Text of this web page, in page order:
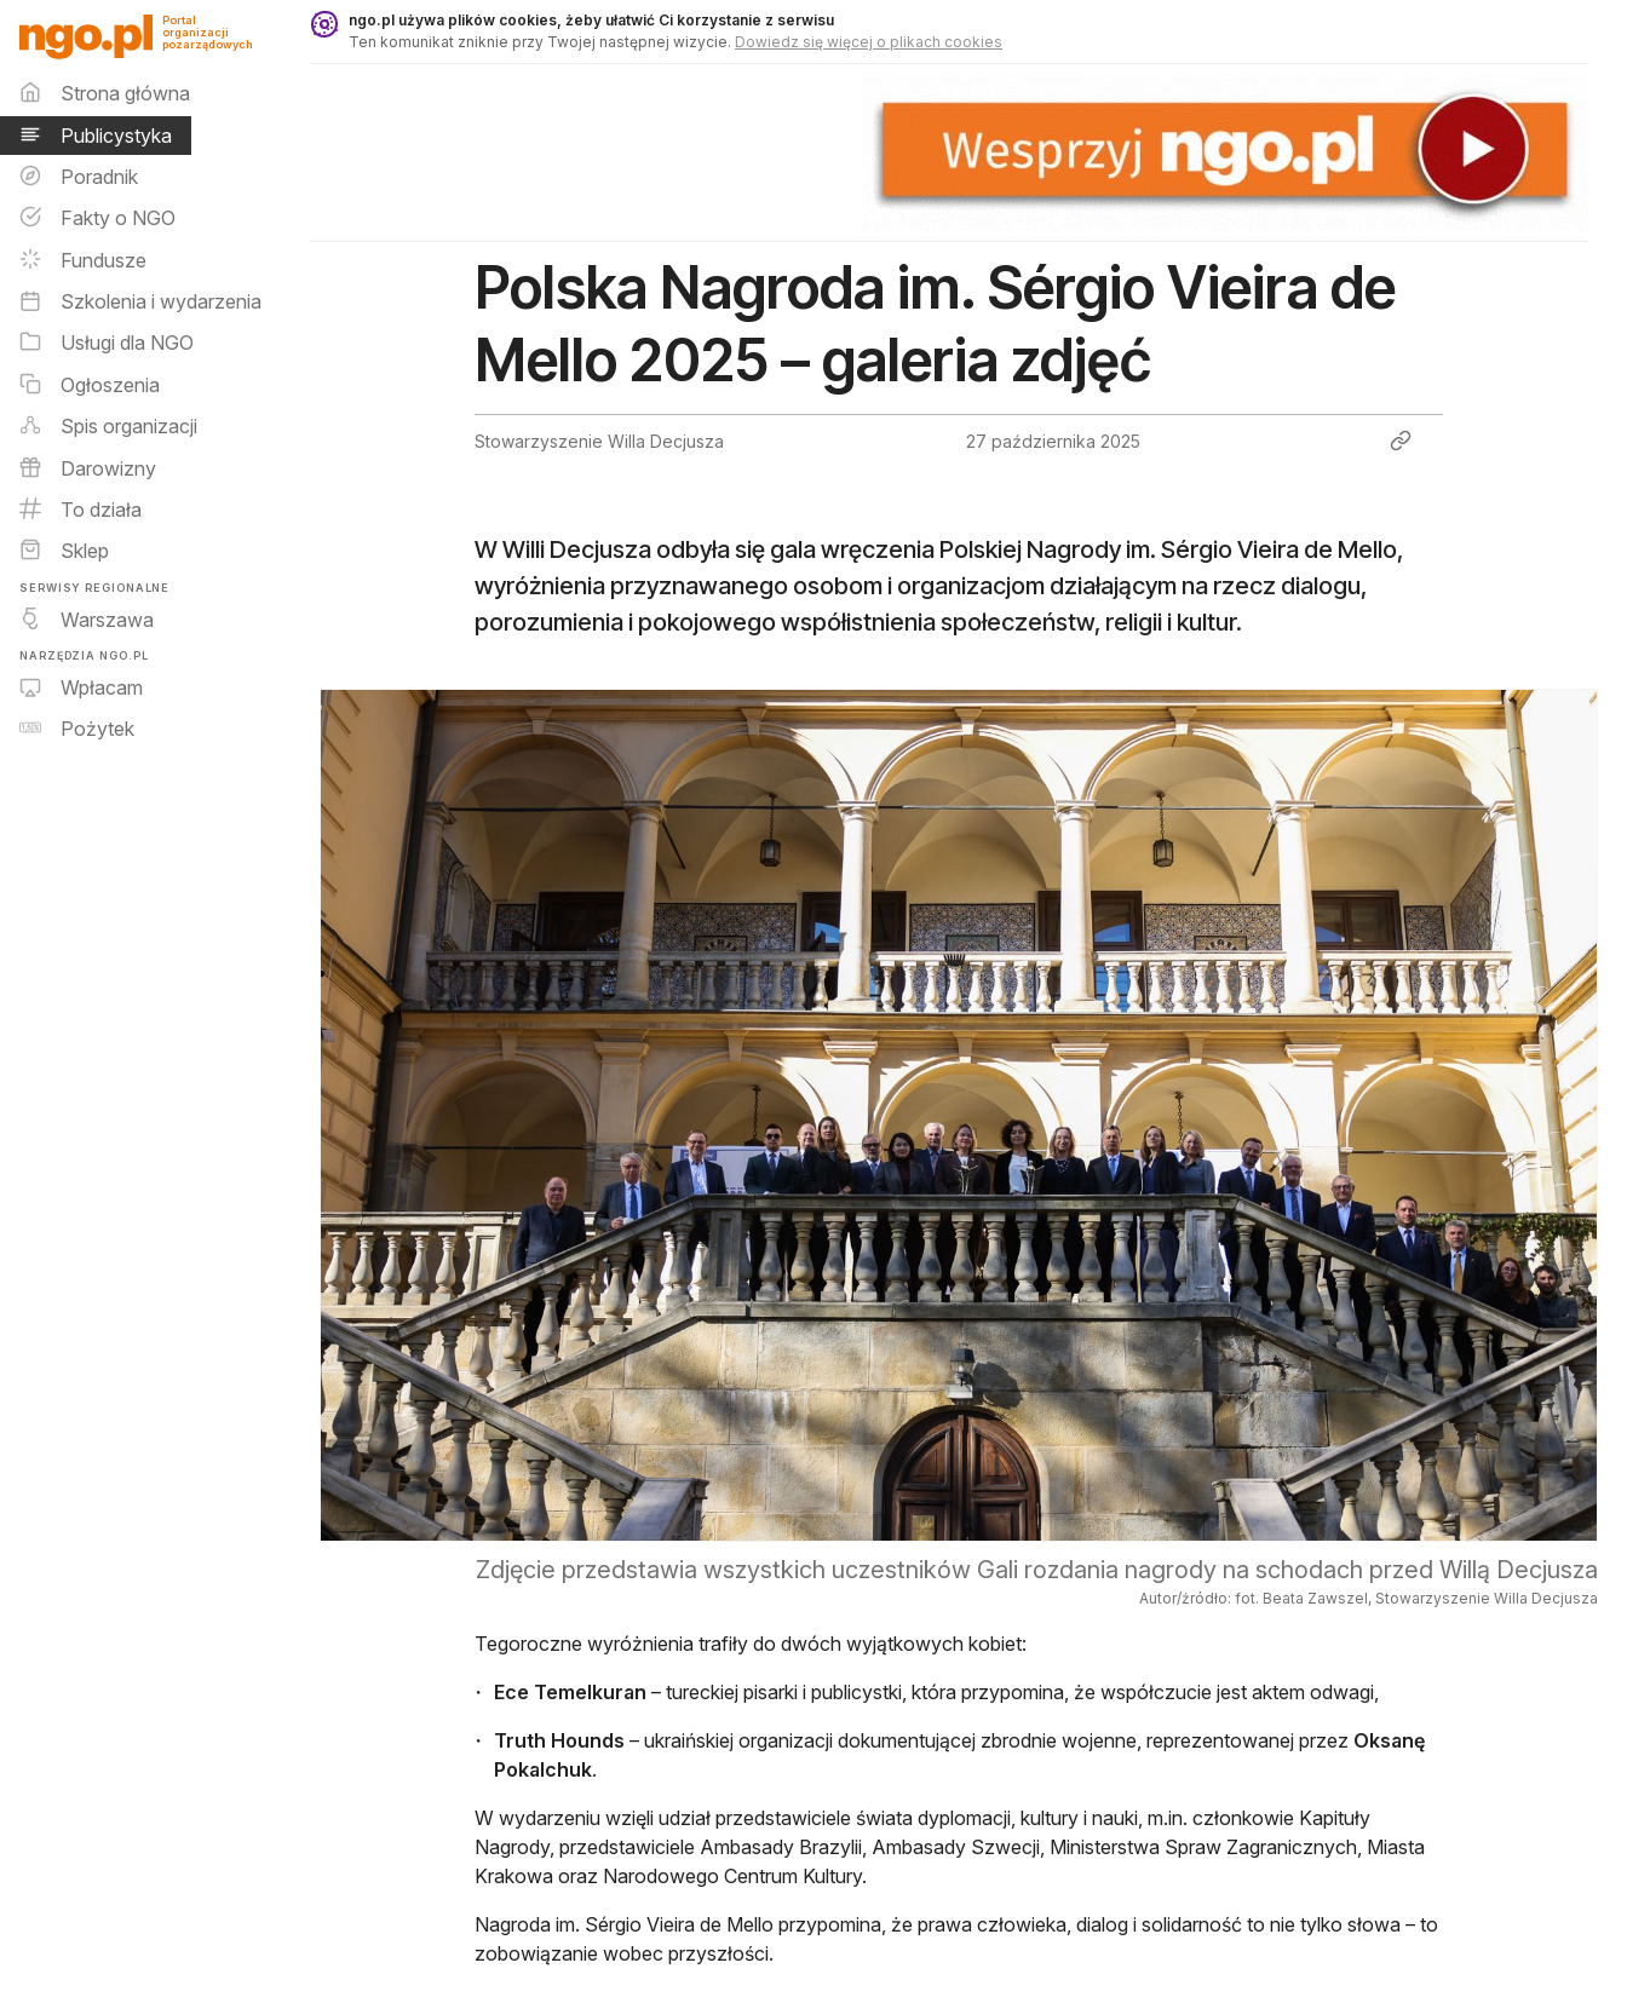
Publicystyka - ngo.pl
Portal
organizacji
pozarządowych
Menu główne
Strona główna
Publicystyka
Poradnik
Fakty o NGO
Fundusze
Szkolenia i wydarzenia
Usługi dla NGO
Ogłoszenia
Spis organizacji
Darowizny
To działa
Sklep
SERWISY REGIONALNE
Warszawa
NARZĘDZIA NGO.PL
Wpłacam
Pożytek
ngo.pl używa plików cookies, żeby ułatwić Ci korzystanie z serwisu
Ten komunikat zniknie przy Twojej następnej wizycie. Dowiedz się więcej o plikach cookies
Polska Nagroda im. Sérgio Vieira de
Mello 2025 – galeria zdjęć
Stowarzyszenie Willa Decjusza 27 października 2025
W Willi Decjusza odbyła się gala wręczenia Polskiej Nagrody im. Sérgio Vieira de Mello,
wyróżnienia przyznawanego osobom i organizacjom działającym na rzecz dialogu,
porozumienia i pokojowego współistnienia społeczeństw, religii i kultur.
Zdjęcie przedstawia wszystkich uczestników Gali rozdania nagrody na schodach przed Willą Decjusza
Autor/źródło: fot. Beata Zawszel, Stowarzyszenie Willa Decjusza
Tegoroczne wyróżnienia trafiły do dwóch wyjątkowych kobiet:
Ece Temelkuran – tureckiej pisarki i publicystki, która przypomina, że współczucie jest aktem odwagi,
Truth Hounds – ukraińskiej organizacji dokumentującej zbrodnie wojenne, reprezentowanej przez Oksanę
Pokalchuk.
W wydarzeniu wzięli udział przedstawiciele świata dyplomacji, kultury i nauki, m.in. członkowie Kapituły
Nagrody, przedstawiciele Ambasady Brazylii, Ambasady Szwecji, Ministerstwa Spraw Zagranicznych, Miasta
Krakowa oraz Narodowego Centrum Kultury.
Nagroda im. Sérgio Vieira de Mello przypomina, że prawa człowieka, dialog i solidarność to nie tylko słowa – to
zobowiązanie wobec przyszłości.